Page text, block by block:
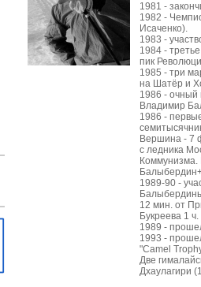
1981 -
1982 -
Исаченко).
1983 -
1984 -
пик
1985 - три
на Шатёр и
1986 - очный
Владимир
1986 -
Вершина - 7
с ледника
1989-90 -
12 мин. от
Букреева 1
1989 -
1993 -
"Camel
Две
Дхаулагири